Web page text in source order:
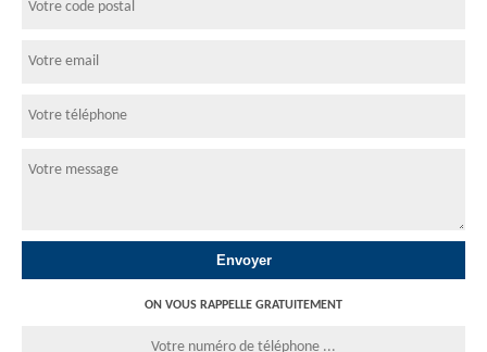
ON VOUS RAPPELLE GRATUITEMENT